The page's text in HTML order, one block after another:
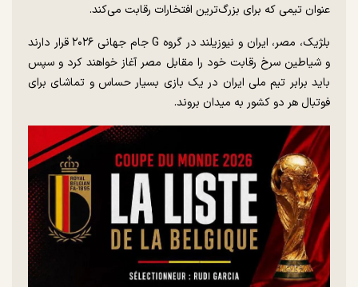
عنوان تیمی که برای بزرگ‌ترین افتخارات رقابت می‌کند.
بلژیک، مصر، ایران و نیوزیلند در گروه G جام جهانی ۲۰۲۶ قرار دارند
و شیاطین سرخ رقابت خود را مقابل مصر آغاز خواهند کرد و سپس
باید برابر تیم ملی ایران در یک بازی بسیار حساس و تماشای برای
فوتبال هر دو کشور به میدان بروند.